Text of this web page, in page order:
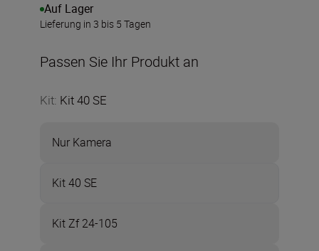
Auf Lager
Lieferung in 3 bis 5 Tagen
Passen Sie Ihr Produkt an
Kit: Kit 40 SE
Nur Kamera
Kit 40 SE
Kit Zf 24-105